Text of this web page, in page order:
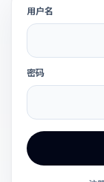
用户名
密码